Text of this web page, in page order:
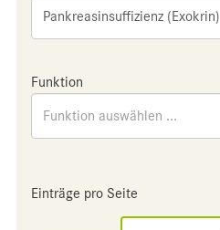
Pankreasinsuffizienz (Exokrin)
Funktion
Funktion auswählen ...
Einträge pro Seite